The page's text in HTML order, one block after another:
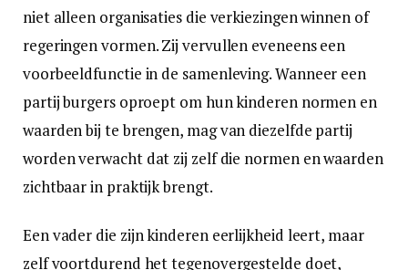
niet alleen organisaties die verkiezingen winnen of
regeringen vormen. Zij vervullen eveneens een
voorbeeldfunctie in de samenleving. Wanneer een
partij burgers oproept om hun kinderen normen en
waarden bij te brengen, mag van diezelfde partij
worden verwacht dat zij zelf die normen en waarden
zichtbaar in praktijk brengt.
Een vader die zijn kinderen eerlijkheid leert, maar
zelf voortdurend het tegenovergestelde doet,